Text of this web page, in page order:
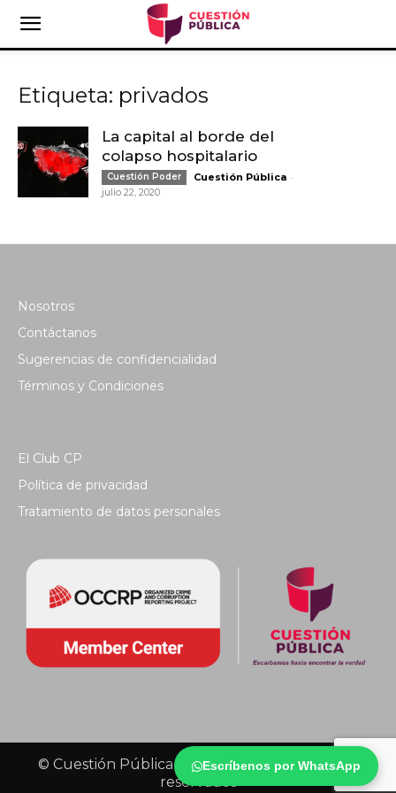
Escríbenos por WhatsApp
Etiqueta: privados
La capital al borde del
colapso hospitalario
Cuestión Poder Cuestión Pública -
julio 22, 2020
Nosotros
Contáctanos
Sugerencias de confidencialidad
Términos y Condiciones
El Club CP
Política de privacidad
Tratamiento de datos personales
© Cuestión Pública 2018 - Todos los derechos
reservados